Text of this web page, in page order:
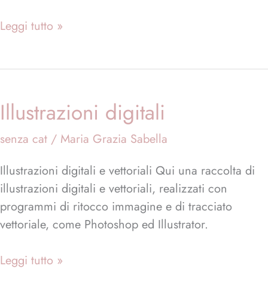
Leggi tutto »
Illustrazioni digitali
senza cat / Maria Grazia Sabella
Illustrazioni digitali e vettoriali Qui una raccolta di
illustrazioni digitali e vettoriali, realizzati con
programmi di ritocco immagine e di tracciato
vettoriale, come Photoshop ed Illustrator.
Illustrazioni
digitali
Leggi tutto »